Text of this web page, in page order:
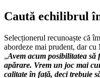
Caută echilibrul
Selecționerul recunoaște că
abordeze mai prudent, dar
„Avem acum posibilitatea
apărare. Vrem un joc mai
calitate în față, deci trebuie